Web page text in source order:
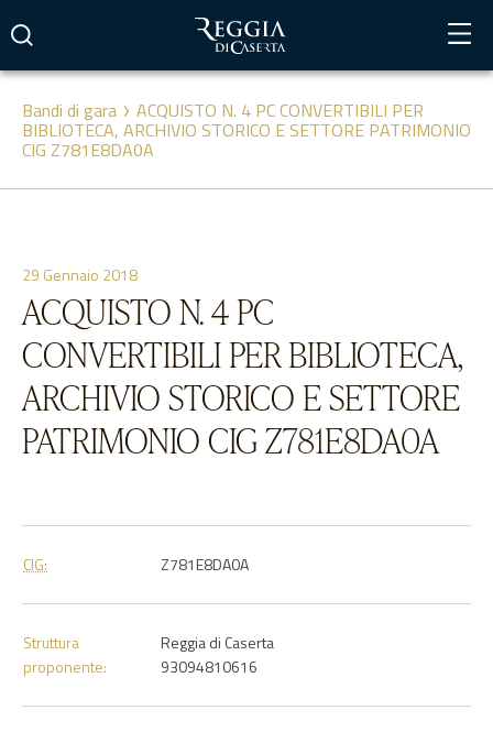
contenuto
Bandi di gara ACQUISTO N. 4 PC CONVERTIBILI PER
BIBLIOTECA, ARCHIVIO STORICO E SETTORE PATRIMONIO
CIG Z781E8DA0A
29 Gennaio 2018
ACQUISTO N. 4 PC
CONVERTIBILI PER BIBLIOTECA,
ARCHIVIO STORICO E SETTORE
PATRIMONIO CIG Z781E8DA0A
CIG: Z781E8DA0A
Struttura
proponente:
Reggia di Caserta
93094810616